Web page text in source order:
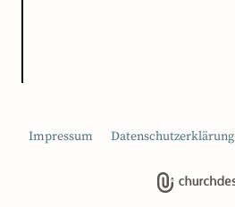
Impressum Datenschutzerklärung